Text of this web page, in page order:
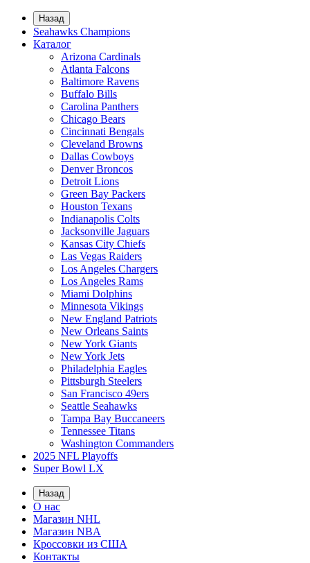
Назад
Seahawks Champions
Каталог
Arizona Cardinals
Atlanta Falcons
Baltimore Ravens
Buffalo Bills
Carolina Panthers
Chicago Bears
Cincinnati Bengals
Cleveland Browns
Dallas Cowboys
Denver Broncos
Detroit Lions
Green Bay Packers
Houston Texans
Indianapolis Colts
Jacksonville Jaguars
Kansas City Chiefs
Las Vegas Raiders
Los Angeles Chargers
Los Angeles Rams
Miami Dolphins
Minnesota Vikings
New England Patriots
New Orleans Saints
New York Giants
New York Jets
Philadelphia Eagles
Pittsburgh Steelers
San Francisco 49ers
Seattle Seahawks
Tampa Bay Buccaneers
Tennessee Titans
Washington Commanders
2025 NFL Playoffs
Super Bowl LX
Назад
О нас
Магазин NHL
Магазин NBA
Кроссовки из США
Контакты